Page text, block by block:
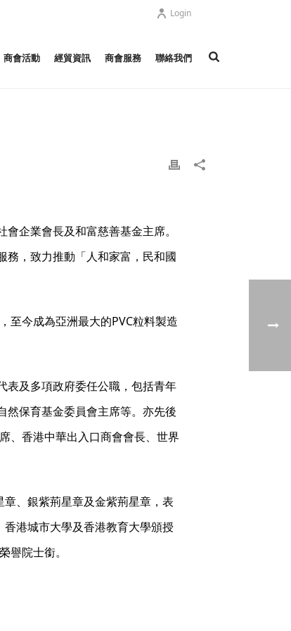
Login
商會活動 經貿資訊 商會服務 聯絡我們
企業會長及和富慈善基金主席。
務，致力推動「人和家富，民和國
至今成為亞洲最大的PVC粒料製造
表及多項政府委任公職，包括青年
然保育基金委員會主席等。亦先後
、香港中華出入口商會會長、世界
、銀紫荊星章及金紫荊星章，表
港城市大學及香港教育大學頒授
院士銜。